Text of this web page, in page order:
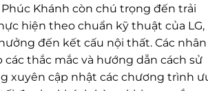
Khánh còn chú trọng đến trải
hiện theo chuẩn kỹ thuật của LG,
đến kết cấu nội thất. Các nhân
thắc mắc và hướng dẫn cách sử
xuyên cập nhật các chương trình